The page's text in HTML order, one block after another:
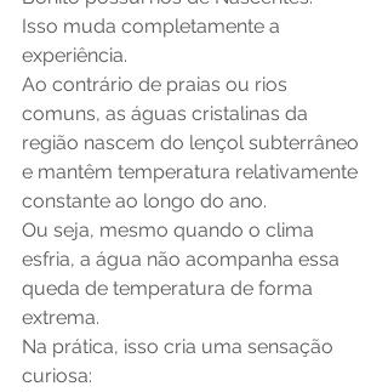
Isso muda completamente a
experiência.
Ao contrário de praias ou rios
comuns, as águas cristalinas da
região nascem do lençol subterrâneo
e mantêm temperatura relativamente
constante ao longo do ano.
Ou seja, mesmo quando o clima
esfria, a água não acompanha essa
queda de temperatura de forma
extrema.
Na prática, isso cria uma sensação
curiosa: